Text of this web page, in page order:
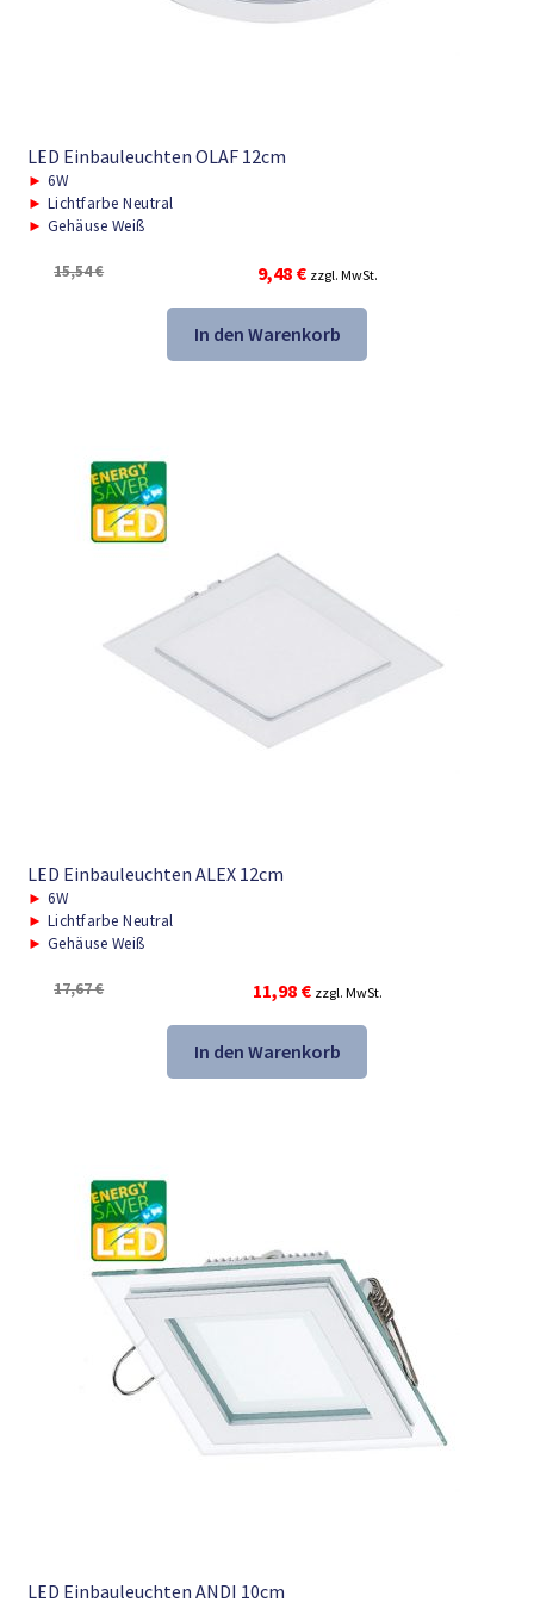
LED Einbauleuchten OLAF 12cm
► 6W
► Lichtfarbe Neutral
► Gehäuse Weiß
15,54€
Ursprünglicher
Preis
war:
15,54 €
9,48 €Aktueller
Preis
ist:
9,48 €.
zzgl. MwSt.
In den Warenkorb
LED Einbauleuchten ALEX 12cm
► 6W
► Lichtfarbe Neutral
► Gehäuse Weiß
17,67€
Ursprünglicher
Preis
war:
17,67 €
11,98 €Aktueller
Preis
ist:
11,98 €.
zzgl. MwSt.
In den Warenkorb
LED Einbauleuchten ANDI 10cm